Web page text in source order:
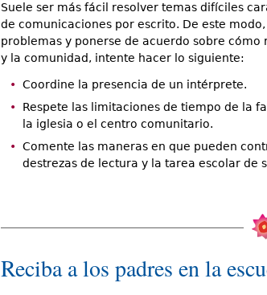
Suele ser más fácil resolver temas difíciles
de comunicaciones por escrito. De este
problemas y ponerse de acuerdo sobre
y la comunidad, intente hacer lo siguiente:
Coordine la presencia de un intérprete.
Respete las limitaciones de tiempo de la
la iglesia o el centro comunitario.
Comente las maneras en que pueden
destrezas de lectura y la tarea escolar de
Reciba a los padres en la